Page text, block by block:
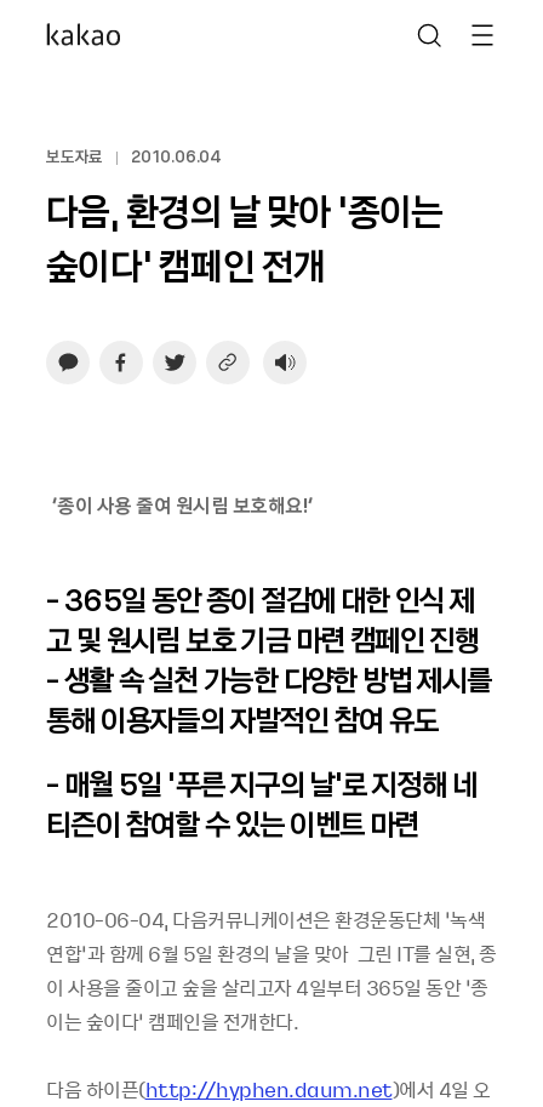
보도자료 2010.06.04
다음, 환경의 날 맞아 ‘종이는
숲이다’ 캠페인 전개
‘종이 사용 줄여 원시림 보호해요!’
- 365일 동안 종이 절감에 대한 인식 제
고 및 원시림 보호 기금 마련 캠페인 진행
- 생활 속 실천 가능한 다양한 방법 제시를
통해 이용자들의 자발적인 참여 유도
- 매월 5일 ‘푸른 지구의 날’로 지정해 네
티즌이 참여할 수 있는 이벤트 마련
2010-06-04, 다음커뮤니케이션은 환경운동단체 ‘녹색
연합’과 함께 6월 5일 환경의 날을 맞아 그린 IT를 실현, 종
이 사용을 줄이고 숲을 살리고자 4일부터 365일 동안 ‘종
이는 숲이다’ 캠페인을 전개한다.
다음 하이픈(http://hyphen.daum.net)에서 4일 오